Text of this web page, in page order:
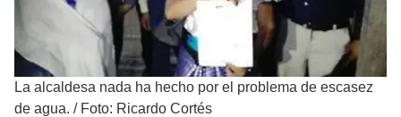
La alcaldesa nada ha hecho por el problema de escasez
de agua. / Foto: Ricardo Cortés